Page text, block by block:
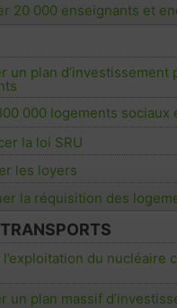
20 000 enseignants et
un plan
000 logements sociaux
la loi SRU
les loyers
la réquisition des
du nucléaire
un plan massif